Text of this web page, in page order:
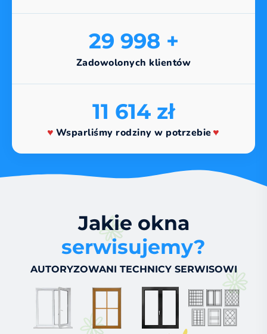
30 000 +
Zadowolonych klientów
11 614 zł
Wsparliśmy rodziny w potrzebie
Jakie okna
serwisujemy?
AUTORYZOWANI TECHNICY SERWISOWI